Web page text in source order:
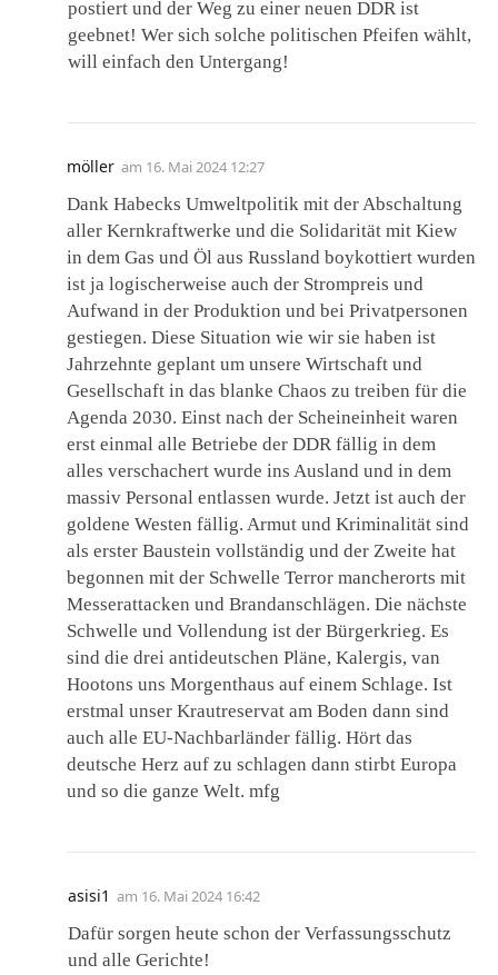
postiert und der Weg zu einer neuen DDR ist
geebnet! Wer sich solche politischen Pfeifen wählt,
will einfach den Untergang!
möller am 16. Mai 2024 12:27
Dank Habecks Umweltpolitik mit der Abschaltung
aller Kernkraftwerke und die Solidarität mit Kiew
in dem Gas und Öl aus Russland boykottiert wurden
ist ja logischerweise auch der Strompreis und
Aufwand in der Produktion und bei Privatpersonen
gestiegen. Diese Situation wie wir sie haben ist
Jahrzehnte geplant um unsere Wirtschaft und
Gesellschaft in das blanke Chaos zu treiben für die
Agenda 2030. Einst nach der Scheineinheit waren
erst einmal alle Betriebe der DDR fällig in dem
alles verschachert wurde ins Ausland und in dem
massiv Personal entlassen wurde. Jetzt ist auch der
goldene Westen fällig. Armut und Kriminalität sind
als erster Baustein vollständig und der Zweite hat
begonnen mit der Schwelle Terror mancherorts mit
Messerattacken und Brandanschlägen. Die nächste
Schwelle und Vollendung ist der Bürgerkrieg. Es
sind die drei antideutschen Pläne, Kalergis, van
Hootons uns Morgenthaus auf einem Schlage. Ist
erstmal unser Krautreservat am Boden dann sind
auch alle EU-Nachbarländer fällig. Hört das
deutsche Herz auf zu schlagen dann stirbt Europa
und so die ganze Welt. mfg
asisi1 am 16. Mai 2024 16:42
Dafür sorgen heute schon der Verfassungsschutz
und alle Gerichte!